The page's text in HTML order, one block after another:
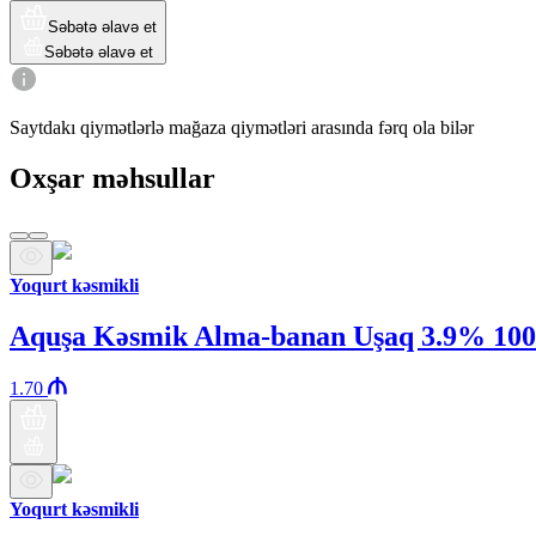
Səbətə əlavə et
Səbətə əlavə et
Saytdakı qiymətlərlə mağaza qiymətləri arasında fərq ola bilər
Oxşar məhsullar
Yoqurt kəsmikli
Aquşa Kəsmik Alma-banan Uşaq 3.9%
1.70
Yoqurt kəsmikli